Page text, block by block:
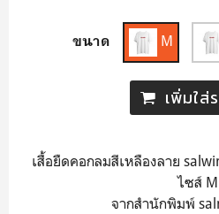
ขนาด M
เพิ่มใส่
เสื้อยืดคอกลมสีเหลืองลาย
ไซส์ M
จากสำนักพิมพ์